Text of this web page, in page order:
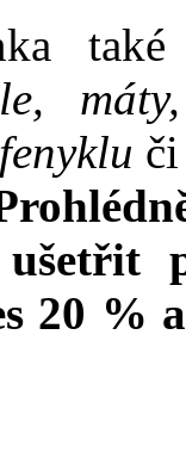
20 %